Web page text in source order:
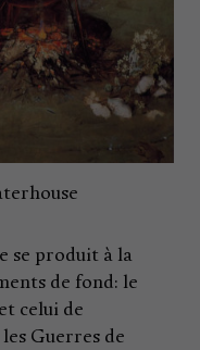
se produit à la
de fond: le
celui de
Guerres de